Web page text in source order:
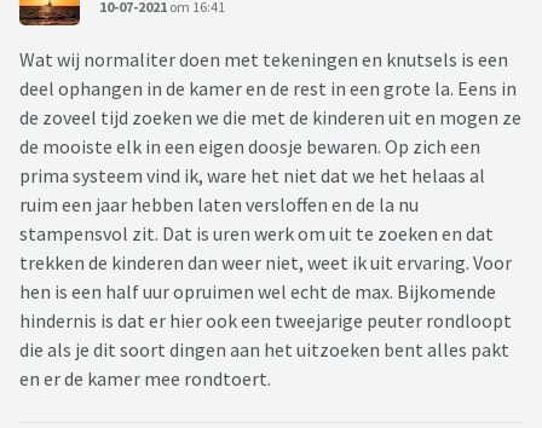
10-07-2021 om 16:41
Wat wij normaliter doen met tekeningen en knutsels is een
deel ophangen in de kamer en de rest in een grote la. Eens in
de zoveel tijd zoeken we die met de kinderen uit en mogen ze
de mooiste elk in een eigen doosje bewaren. Op zich een
prima systeem vind ik, ware het niet dat we het helaas al
ruim een jaar hebben laten versloffen en de la nu
stampensvol zit. Dat is uren werk om uit te zoeken en dat
trekken de kinderen dan weer niet, weet ik uit ervaring. Voor
hen is een half uur opruimen wel echt de max. Bijkomende
hindernis is dat er hier ook een tweejarige peuter rondloopt
die als je dit soort dingen aan het uitzoeken bent alles pakt
en er de kamer mee rondtoert.